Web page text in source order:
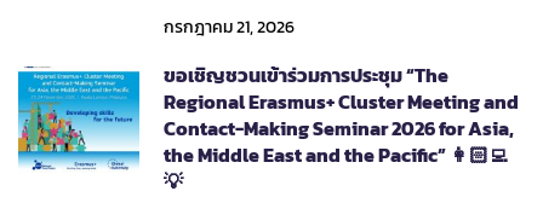
กรกฎาคม 21, 2026
ขอเชิญชวนเข้าร่วมการประชุม “The
Regional Erasmus+ Cluster Meeting and
Contact-Making Seminar 2026 for Asia,
the Middle East and the Pacific” 👩🏻‍💻
💡